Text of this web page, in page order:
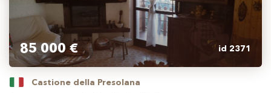
85 000 € id 2371
Castione della Presolana